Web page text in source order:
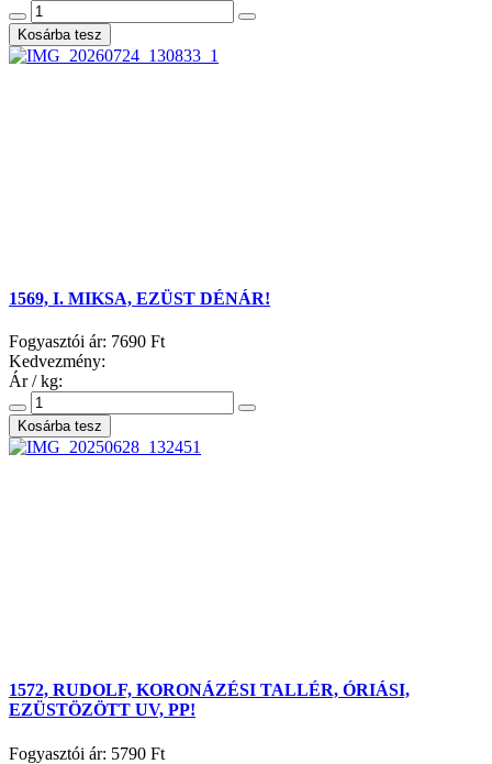
1569, I. MIKSA, EZÜST DÉNÁR!
Fogyasztói ár: 7690 Ft
Kedvezmény:
Ár / kg:
1572, RUDOLF, KORONÁZÉSI TALLÉR, ÓRIÁSI,
EZÜSTÖZÖTT UV, PP!
Fogyasztói ár: 5790 Ft